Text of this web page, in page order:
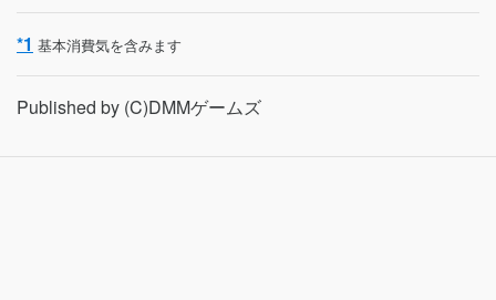
*1 基本消費気を含みます
Published by (C)DMMゲームズ